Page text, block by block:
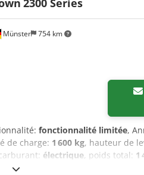
exceptionnelles pour la
efficacité d’exploitation
de modèles la plus
capacités de charge jusqu’à 2,5
extrêmes Crsdpfxjy Uch He
WT sont équipés de pièces
jusqu’à 12 mm d’épaisseur,
du marché.
Münster 754 km
fonctionnalité limitée,
de charge: 1 600 kg, hauteur de
électrique, poids total: 1
2010/2011, acheté d'occasion